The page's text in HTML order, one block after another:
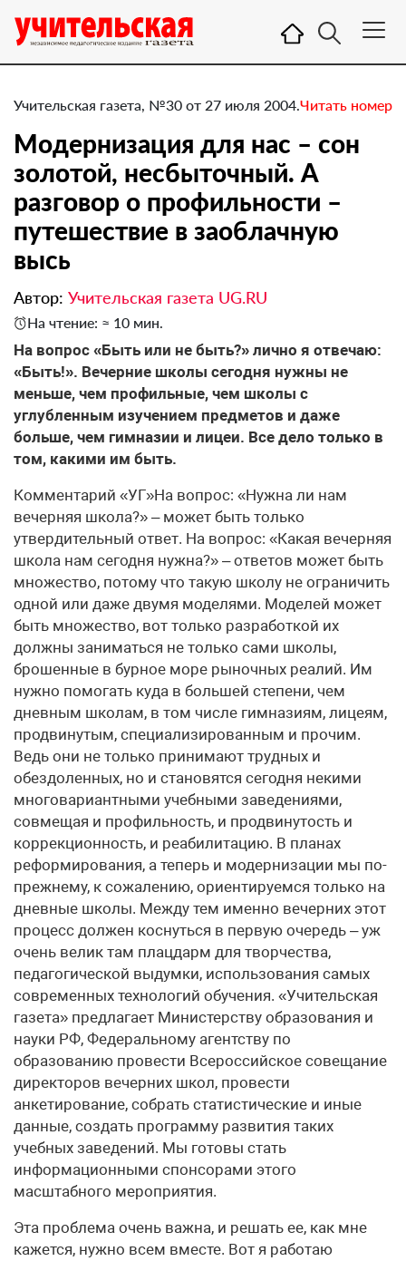
Учительская газета, №30 от 27 июля 2004.Читать номер
Модернизация для нас – сон
золотой, несбыточный. А
разговор о профильности –
путешествие в заоблачную
высь
Автор: Учительская газета UG.RU
На чтение: ≈ 10 мин.
На вопрос «Быть или не быть?» лично я отвечаю:
«Быть!». Вечерние школы сегодня нужны не
меньше, чем профильные, чем школы с
углубленным изучением предметов и даже
больше, чем гимназии и лицеи. Все дело только в
том, какими им быть.
Комментарий «УГ»На вопрос: «Нужна ли нам
вечерняя школа?» – может быть только
утвердительный ответ. На вопрос: «Какая вечерняя
школа нам сегодня нужна?» – ответов может быть
множество, потому что такую школу не ограничить
одной или даже двумя моделями. Моделей может
быть множество, вот только разработкой их
должны заниматься не только сами школы,
брошенные в бурное море рыночных реалий. Им
нужно помогать куда в большей степени, чем
дневным школам, в том числе гимназиям, лицеям,
продвинутым, специализированным и прочим.
Ведь они не только принимают трудных и
обездоленных, но и становятся сегодня некими
многовариантными учебными заведениями,
совмещая и профильность, и продвинутость и
коррекционность, и реабилитацию. В планах
реформирования, а теперь и модернизации мы по-
прежнему, к сожалению, ориентируемся только на
дневные школы. Между тем именно вечерних этот
процесс должен коснуться в первую очередь – уж
очень велик там плацдарм для творчества,
педагогической выдумки, использования самых
современных технологий обучения. «Учительская
газета» предлагает Министерству образования и
науки РФ, Федеральному агентству по
образованию провести Всероссийское совещание
директоров вечерних школ, провести
анкетирование, собрать статистические и иные
данные, создать программу развития таких
учебных заведений. Мы готовы стать
информационными спонсорами этого
масштабного мероприятия.
Эта проблема очень важна, и решать ее, как мне
кажется, нужно всем вместе. Вот я работаю